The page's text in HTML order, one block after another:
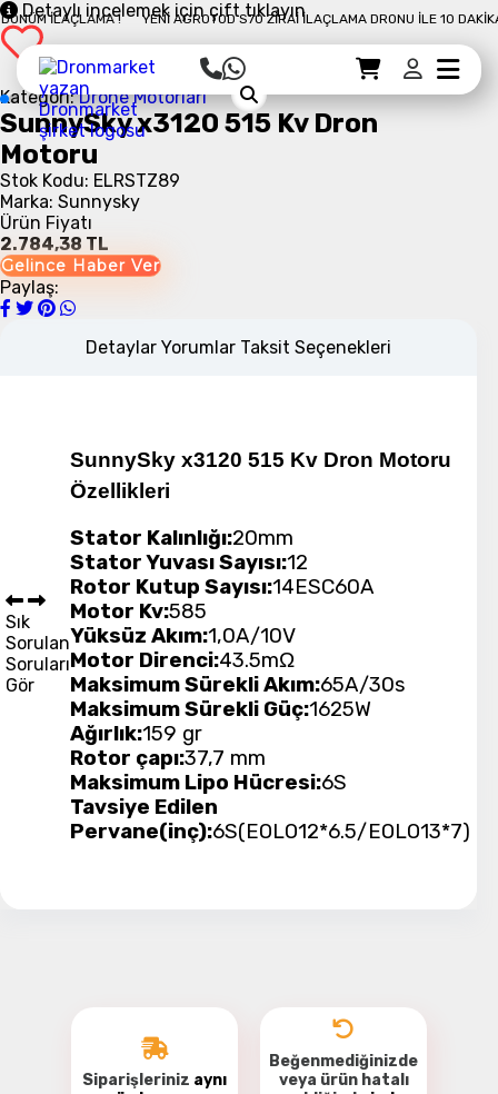
İLAÇLAMA ! YENI AGROTOD S70 ZIRAI İLAÇLAMA DRONU İLE 10
Sepet
Sepet Detayı Ödemeye Geç
Detaylı incelemek için çift tıklayın
Kategori:Drone Motorları
SunnySky x3120 515 Kv Dron
Motoru
Stok Kodu: ELRSTZ89
Marka: Sunnysky
Ürün Fiyatı
2.784,38 TL
Gelince Haber Ver
Paylaş:
Detaylar Yorumlar Taksit Seçenekleri
Sık
Sorulan
Soruları
Gör
SunnySky x3120 515 Kv Dron Motoru
Özellikleri
Stator Kalınlığı:20mm
Stator Yuvası Sayısı:12
Rotor Kutup Sayısı:14ESC60A
Motor Kv:585
Yüksüz Akım:1,0A/10V
Motor Direnci:43.5mΩ
Maksimum Sürekli Akım:65A/30s
Maksimum Sürekli Güç:1625W
Ağırlık:159 gr
Rotor çapı:37,7 mm
Maksimum Lipo Hücresi:6S
Tavsiye Edilen
Pervane(inç):6S(EOLO12*6.5/EOLO13*7)
Siparişleriniz aynı
Beğenmediğinizde
veya ürün hatalı